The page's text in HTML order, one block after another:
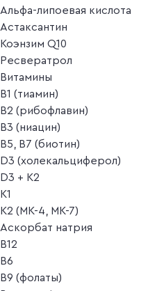
Альфа-липоевая кислота
Астаксантин
Коэнзим Q10
Ресвератрол
Витамины
B1 (тиамин)
B2 (рибофлавин)
B3 (ниацин)
B5, B7 (биотин)
D3 (холекальциферол)
D3 + K2
K1
K2 (MK-4, MK-7)
Аскорбат натрия
В12
В6
В9 (фолаты)